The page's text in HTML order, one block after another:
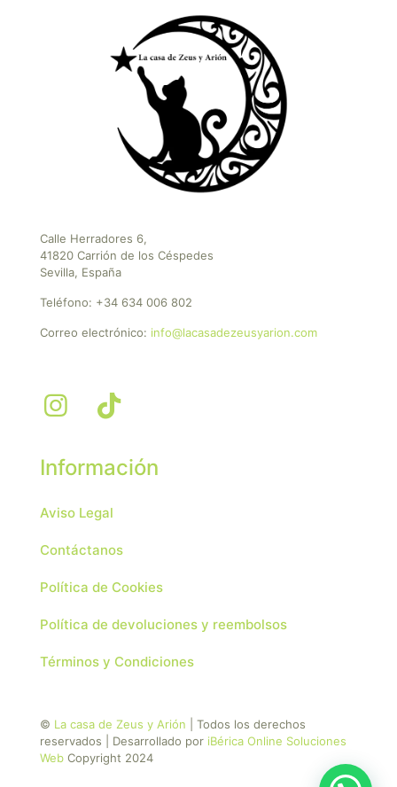
Calle Herradores 6,
41820 Carrión de los Céspedes
Sevilla, España
Teléfono: +34 634 006 802
Correo electrónico: info@lacasadezeusyarion.com
Información
Aviso Legal
Contáctanos
Política de Cookies
Política de devoluciones y reembolsos
Términos y Condiciones
© La casa de Zeus y Arión | Todos los derechos
reservados | Desarrollado por iBérica Online Soluciones
Web Copyright 2024